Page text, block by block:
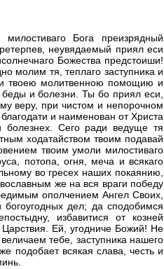
Бога преизрядный
неувядаемый приял еси
Божества предстоиши!
молим тя, теплаго заступника и
и твоею молитвенною помощию и
беды и болезни. Ты бо приял еси,
веру, при чистом и непорочном
и наименован от Христа
Сего ради ведуще тя
ходатайством твоим подавай
твоим умоли милостиваго
потопа, огня, меча и всякаго
во гресех наших покаянию,
же на вся враги победу
ополчением Ангел Своих,
дел; да сподобимся
избавитися от козней
Ей, угодниче Божий! Не
тебе, заступника нашего
подобает всякая слава, честь и